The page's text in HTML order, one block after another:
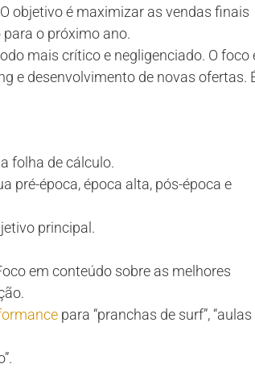
O objetivo é maximizar as vendas finais
o próximo ano.
mais crítico e negligenciado. O foco
e desenvolvimento de novas ofertas.
folha de cálculo.
pré-época, época alta, pós-época e
principal.
em conteúdo sobre as melhores
para “pranchas de surf”, “aulas